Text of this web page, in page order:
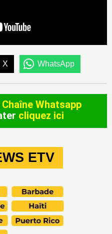
X WhatsApp
Chaîne Whatsapp
cliquez ici
ETV